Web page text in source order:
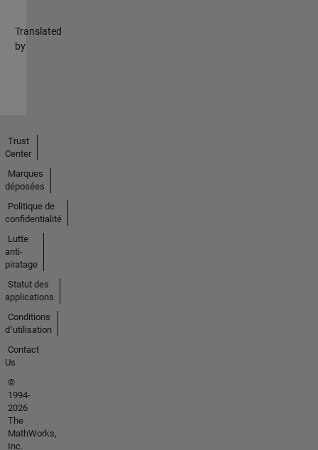
Translated
by
Trust
Center
Marques
déposées
Politique de
confidentialité
Lutte
anti-
piratage
Statut des
applications
Conditions
d՚utilisation
Contact
Us
©
1994-
2026
The
MathWorks,
Inc.